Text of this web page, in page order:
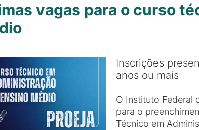
vagas para o curso
Inscrições
anos ou mais
O Instituto Federal
para o
Técnico em